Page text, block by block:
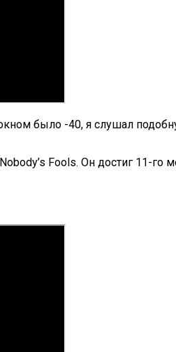
было -40, я слушал
Fools. Он достиг 11-го